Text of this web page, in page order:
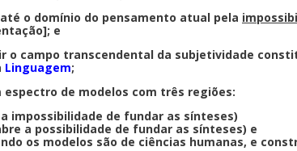
o domínio do pensamento atual pela
e
o campo transcendental da subjetividade
Linguagem;
de modelos com três regiões:
impossibilidade de fundar as sínteses)
a possibilidade de fundar as sínteses) e
os modelos são de ciências humanas, e